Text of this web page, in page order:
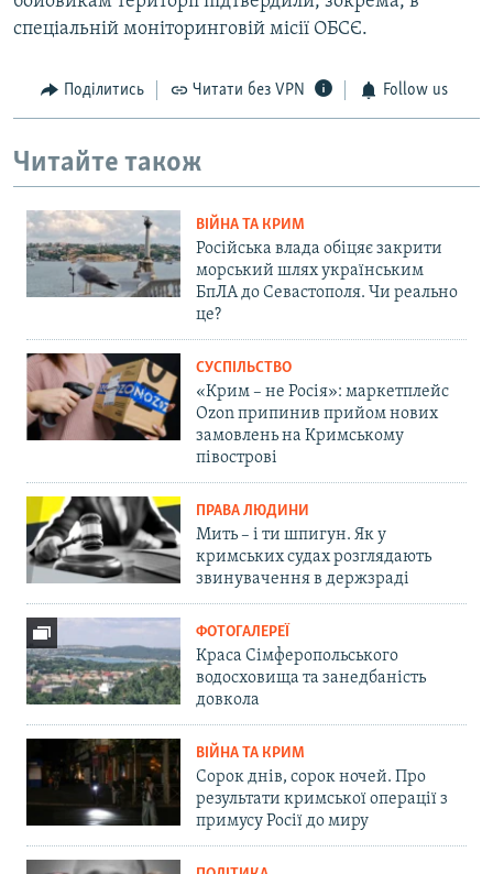
спеціальній моніторинговій місії ОБСЄ.
Поділитись Читати без VPN Follow us
Читайте також
ВІЙНА ТА КРИМ
Російська влада обіцяє закрити
морський шлях українським
БпЛА до Севастополя. Чи реально
це?
СУСПІЛЬСТВО
«Крим – не Росія»: маркетплейс
Ozon припинив прийом нових
замовлень на Кримському
півострові
ПРАВА ЛЮДИНИ
Мить – і ти шпигун. Як у
кримських судах розглядають
звинувачення в держзраді
ФОТОГАЛЕРЕЇ
Краса Сімферопольського
водосховища та занедбаність
довкола
ВІЙНА ТА КРИМ
Сорок днів, сорок ночей. Про
результати кримської операції з
примусу Росії до миру